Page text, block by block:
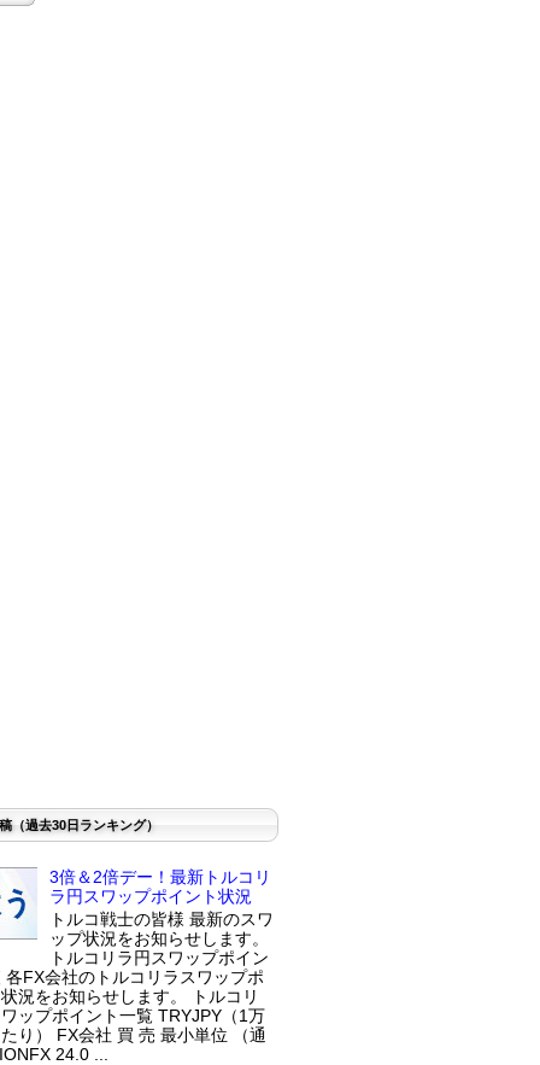
（過去30日ランキング）
3倍＆2倍デー！最新トルコリ
ラ円スワップポイント状況
トルコ戦士の皆様 最新のスワ
ップ状況をお知らせします。
トルコリラ円スワップポイン
各FX会社のトルコリラスワップポ
況をお知らせします。 トルコリ
ップポイント一覧 TRYJPY（1万
り） FX会社 買 売 最小単位 （通
24.0 ...